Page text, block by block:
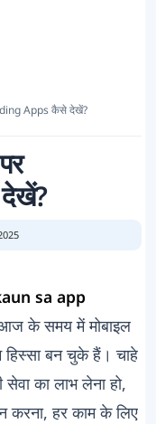
Apps कैसे देखें?
sa app
के समय में मोबाइल
हिस्सा बन चुके हैं। चाहे
का लाभ लेना हो,
करना, हर काम के लिए